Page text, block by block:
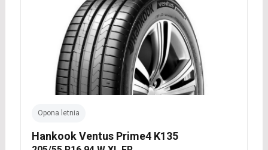
Opona letnia
Hankook Ventus Prime4 K135